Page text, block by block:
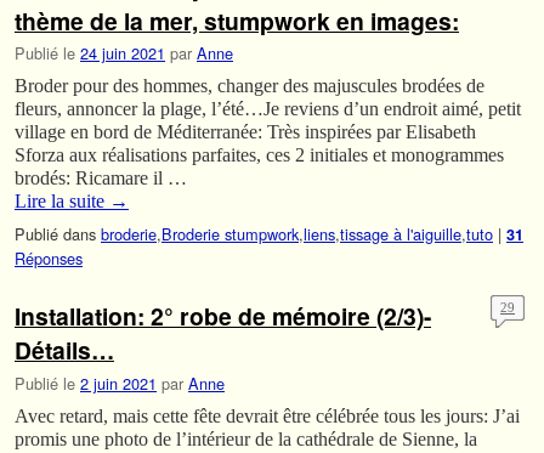
thème de la mer, stumpwork en images:
Publié le 24 juin 2021 par Anne
Broder pour des hommes, changer des majuscules brodées de
fleurs, annoncer la plage, l’été…Je reviens d’un endroit aimé, petit
village en bord de Méditerranée: Très inspirées par Elisabeth
Sforza aux réalisations parfaites, ces 2 initiales et monogrammes
brodés: Ricamare il …
Lire la suite →
Publié dans broderie,Broderie stumpwork,liens,tissage à l'aiguille,tuto | 31
Réponses
Installation: 2° robe de mémoire (2/3)-
Détails…
Publié le 2 juin 2021 par Anne
29
Avec retard, mais cette fête devrait être célébrée tous les jours: J’ai
promis une photo de l’intérieur de la cathédrale de Sienne, la